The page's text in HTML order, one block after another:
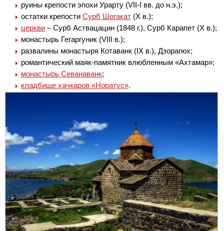
руины крепости эпохи Урарту (VII-I вв. до н.э.);
остатки крепости Сурб Шогакат (Х в.);
церкви – Сурб Аствацацин (1848 г.), Сурб Карапет (Х в.);
монастырь Гегаргуник (VIII в.);
развалины монастыря Котаванк (IХ в.), Дзорагюх;
романтический маяк-памятник влюбленным «Ахтамар»;
монастырь Севанаванк;
кладбище хачкаров «Норатус».